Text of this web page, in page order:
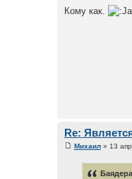
Кому как.
Re:
Михаил» 13